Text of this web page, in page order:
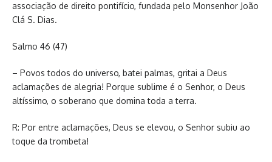
associação de direito pontifício, fundada pelo Monsenhor João
Clá S. Dias.
Salmo 46 (47)
– Povos todos do universo, batei palmas, gritai a Deus
aclamações de alegria! Porque sublime é o Senhor, o Deus
altíssimo, o soberano que domina toda a terra.
R: Por entre aclamações, Deus se elevou, o Senhor subiu ao
toque da trombeta!